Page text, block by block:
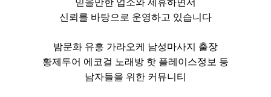
신뢰를 바탕으로 운영하고 있습니다
밤문화 유흥 가라오케 남성마사지 출장
황제투어 에코걸 노래방 핫 플레이스정보 등
남자들을 위한 커뮤니티